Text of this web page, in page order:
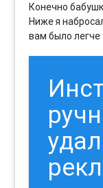
Конечно
Ниже я
вам было легче